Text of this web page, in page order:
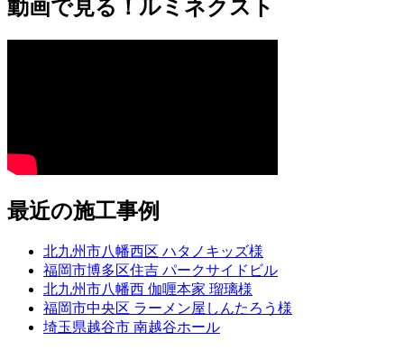
動画で見る！ルミネクスト
最近の施工事例
北九州市八幡西区 ハタノキッズ様
福岡市博多区住吉 パークサイドビル
北九州市八幡西 伽喱本家 瑠璃様
福岡市中央区 ラーメン屋しんたろう様
埼玉県越谷市 南越谷ホール